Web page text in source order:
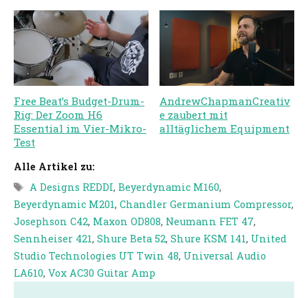
Free Beat’s Budget-Drum-
Rig: Der Zoom H6
Essential im Vier-Mikro-
Test
AndrewChapmanCreativ
e zaubert mit
alltäglichem Equipment
Alle Artikel zu:
Schlagwörter
A Designs REDDI,Beyerdynamic M160,
Beyerdynamic M201, Chandler Germanium Compressor,
Josephson C42, Maxon OD808, Neumann FET 47,
Sennheiser 421, Shure Beta 52, Shure KSM 141, United
Studio Technologies UT Twin 48, Universal Audio
LA610, Vox AC30 Guitar Amp